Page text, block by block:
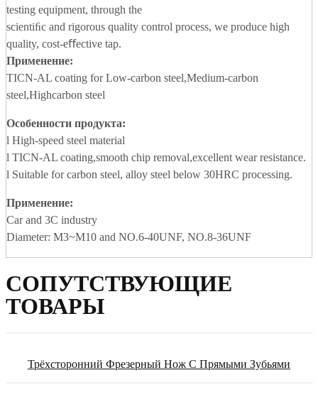
testing equipment, through the
scientiﬁc and rigorous quality control process, we produce high
quality, cost-eﬀective tap.
Применение:
TICN-AL coating for Low-carbon steel,Medium-carbon
steel,Highcarbon steel
Особенности продукта:
l High-speed steel material
l TICN-AL coating,smooth chip removal,excellent wear resistance.
l Suitable for carbon steel, alloy steel below 30HRC processing.
Применение:
Car and 3C industry
Diameter: M3~M10 and NO.6-40UNF, NO.8-36UNF
СОПУТСТВУЮЩИЕ
ТОВАРЫ
Трёхсторонний Фрезерный Нож С Прямыми Зубьями